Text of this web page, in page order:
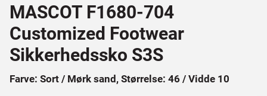
MASCOT F1680-704
Customized Footwear
Sikkerhedssko S3S
Farve: Sort / Mørk sand, Størrelse: 46 / Vidde 10